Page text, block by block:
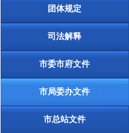
团体规定
司法解释
市委市府文件
市局委办文件
市总站文件